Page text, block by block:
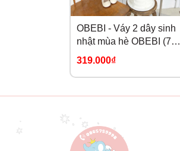
OBEBI - Váy 2 dây sinh
nhật mùa hè OBEBI (73-
120)
319.000₫